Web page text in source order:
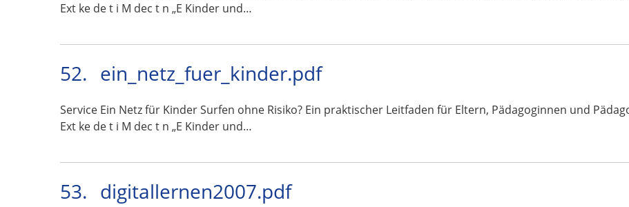
Ext ke de t i M dec t n „E Kinder und…
52. ein_netz_fuer_kinder.pdf
Service Ein Netz für Kinder Surfen ohne Risiko? Ein praktischer Leitfaden für Eltern, Pädagoginnen und
Ext ke de t i M dec t n „E Kinder und…
53. digitallernen2007.pdf